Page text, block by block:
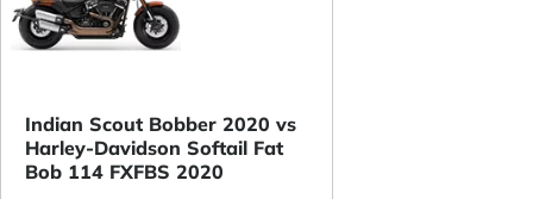
Indian Scout Bobber 2020 vs
Harley-Davidson Softail Fat
Bob 114 FXFBS 2020